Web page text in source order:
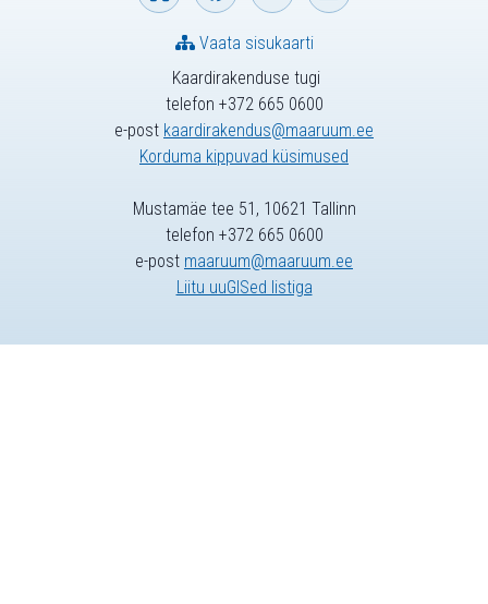
Kaardirakenduse tugi
telefon +372 665 0600
e-post kaardirakendus@maaruum.ee
Korduma kippuvad küsimused
Vaata sisukaarti
Mustamäe tee 51, 10621 Tallinn
telefon +372 665 0600
e-post maaruum@maaruum.ee
Liitu uuGISed listiga